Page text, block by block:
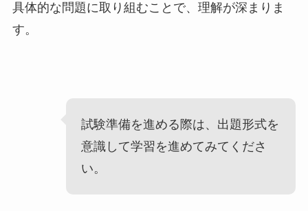
具体的な問題に取り組むことで、理解が深まりま
す。
試験準備を進める際は、出題形式を
意識して学習を進めてみてくださ
い。